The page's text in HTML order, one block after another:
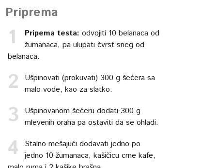
Priprema
Pripema testa:odvojiti 10 belanaca od
žumanaca, pa ulupati čvrst sneg od
belanaca.
Ušpinovati (prokuvati) 300 g šećera sa
malo vode, kao za slatko.
Ušpinovanom šećeru dodati 300 g
mlevenih oraha pa ostaviti da se ohladi.
Stalno mešajući dodavati jedno po
jedno 10 žumanaca, kašičicu crne kafe,